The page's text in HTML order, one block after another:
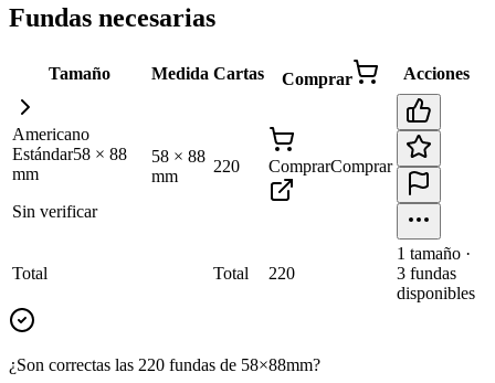
Fundas necesarias
Tamaño Medida Cartas Comprar Acciones
Americano
Estándar58 × 88
mm
Sin verificar
58 × 88
mm
220 ComprarComprar
Total Total 220
1 tamaño ·
3 fundas
disponibles
¿Son correctas las 220 fundas de 58×88mm?